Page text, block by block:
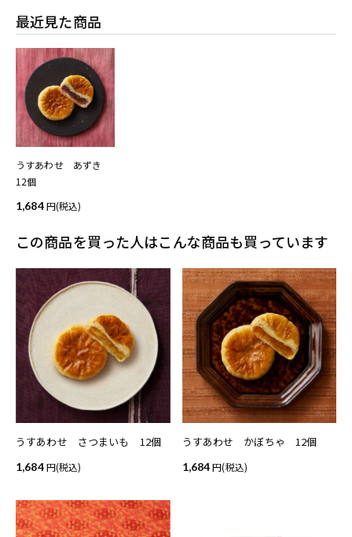
最近見た商品
うすあわせ あずき
12個
1,684
(税込)
この商品を買った人はこんな商品も買っています
うすあわせ さつまいも 12個
1,684 (税込)
うすあわせ かぼちゃ 12個
1,684 (税込)